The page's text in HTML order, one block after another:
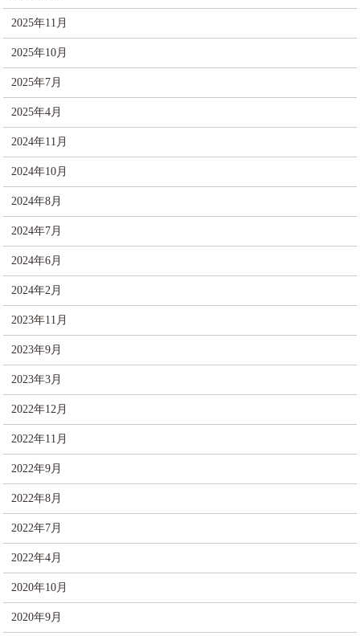
2025年11月
2025年10月
2025年7月
2025年4月
2024年11月
2024年10月
2024年8月
2024年7月
2024年6月
2024年2月
2023年11月
2023年9月
2023年3月
2022年12月
2022年11月
2022年9月
2022年8月
2022年7月
2022年4月
2020年10月
2020年9月